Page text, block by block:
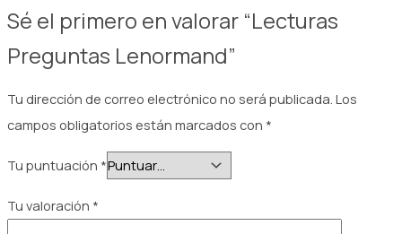
Sé el primero en valorar “Lecturas
Preguntas Lenormand”
Tu dirección de correo electrónico no será publicada. Los
campos obligatorios están marcados con *
Tu puntuación *
Tu valoración *